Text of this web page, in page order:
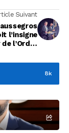
Suivant
l’insigne
l’Ordre
8k
dirigeant